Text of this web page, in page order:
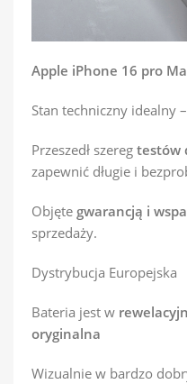
Apple iPhone 16 pro
Stan techniczny idealny –
Przeszedł szereg testów
zapewnić długie i
Objęte gwarancją i
sprzedaży.
Dystrybucja Europejska
Bateria jest w
oryginalna
Wizualnie w bardzo